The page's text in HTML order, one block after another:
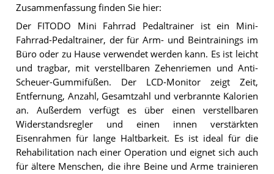
Zusammenfassung finden Sie hier:
Der FITODO Mini Fahrrad Pedaltrainer ist ein Mini-
Fahrrad-Pedaltrainer, der für Arm- und Beintrainings im
Büro oder zu Hause verwendet werden kann. Es ist leicht
und tragbar, mit verstellbaren Zehenriemen und Anti-
Scheuer-Gummifüßen. Der LCD-Monitor zeigt Zeit,
Entfernung, Anzahl, Gesamtzahl und verbrannte Kalorien
an. Außerdem verfügt es über einen verstellbaren
Widerstandsregler und einen innen verstärkten
Eisenrahmen für lange Haltbarkeit. Es ist ideal für die
Rehabilitation nach einer Operation und eignet sich auch
für ältere Menschen, die ihre Beine und Arme trainieren